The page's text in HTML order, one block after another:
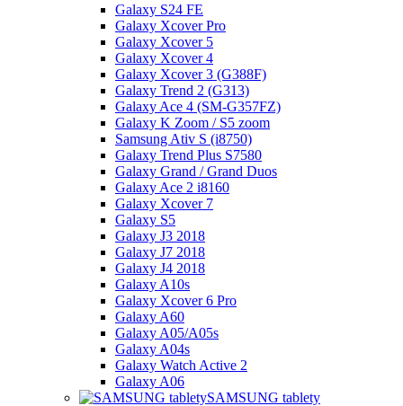
Galaxy S24 FE
Galaxy Xcover Pro
Galaxy Xcover 5
Galaxy Xcover 4
Galaxy Xcover 3 (G388F)
Galaxy Trend 2 (G313)
Galaxy Ace 4 (SM-G357FZ)
Galaxy K Zoom / S5 zoom
Samsung Ativ S (i8750)
Galaxy Trend Plus S7580
Galaxy Grand / Grand Duos
Galaxy Ace 2 i8160
Galaxy Xcover 7
Galaxy S5
Galaxy J3 2018
Galaxy J7 2018
Galaxy J4 2018
Galaxy A10s
Galaxy Xcover 6 Pro
Galaxy A60
Galaxy A05/A05s
Galaxy A04s
Galaxy Watch Active 2
Galaxy A06
SAMSUNG tablety